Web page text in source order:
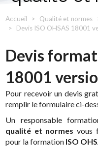
Accueil Qualité et normes
Devis ISO OHSAS 18001
Devis
18001
Pour recevoir un devis
remplir le formulaire ci-
Un responsable
qualité et normes vous
pour la formation ISO